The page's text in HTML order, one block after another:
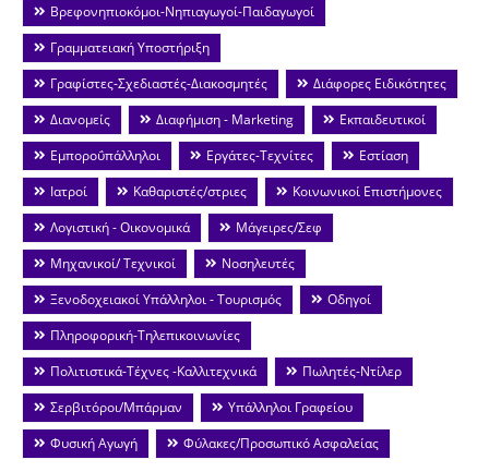
Βρεφονηπιοκόμοι-Νηπιαγωγοί-Παιδαγωγοί
Γραμματειακή Υποστήριξη
Γραφίστες-Σχεδιαστές-Διακοσμητές
Διάφορες Ειδικότητες
Διανομείς
Διαφήμιση - Marketing
Εκπαιδευτικοί
Εμποροΰπάλληλοι
Εργάτες-Τεχνίτες
Εστίαση
Ιατροί
Καθαριστές/στριες
Κοινωνικοί Επιστήμονες
Λογιστική - Οικονομικά
Μάγειρες/Σεφ
Μηχανικοί/ Τεχνικοί
Νοσηλευτές
Ξενοδοχειακοί Υπάλληλοι - Τουρισμός
Οδηγοί
Πληροφορική-Τηλεπικοινωνίες
Πολιτιστικά-Τέχνες -Καλλιτεχνικά
Πωλητές-Ντίλερ
Σερβιτόροι/Μπάρμαν
Υπάλληλοι Γραφείου
Φυσική Αγωγή
Φύλακες/Προσωπικό Ασφαλείας